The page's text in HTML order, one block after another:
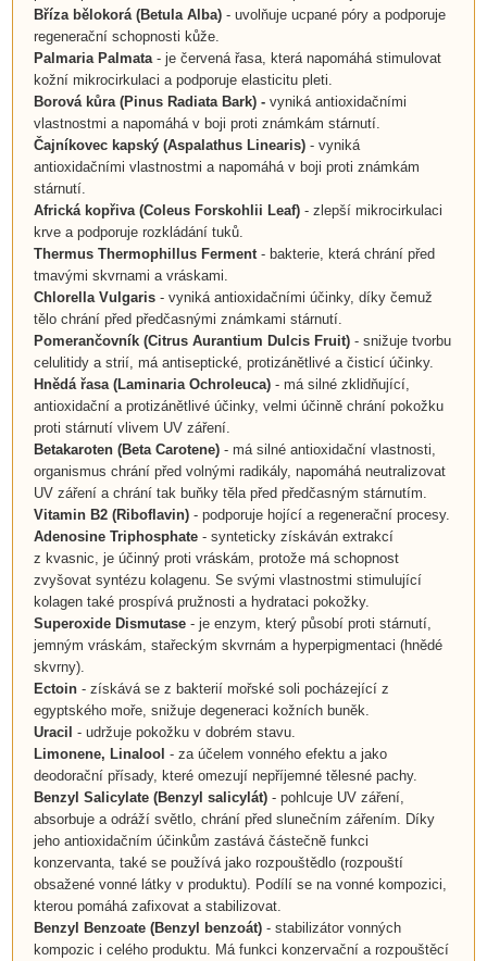
Bříza bělokorá (Betula Alba)- uvolňuje ucpané póry a podporuje
regenerační schopnosti kůže.
Palmaria Palmata- je červená řasa, která napomáhá stimulovat
kožní mikrocirkulaci a podporuje elasticitu pleti.
Borová kůra (Pinus Radiata Bark) - vyniká antioxidačními
vlastnostmi a napomáhá v boji proti známkám stárnutí.
Čajníkovec kapský (Aspalathus Linearis) - vyniká
antioxidačními vlastnostmi a napomáhá v boji proti známkám
stárnutí.
Africká kopřiva (Coleus Forskohlii Leaf) - zlepší mikrocirkulaci
krve a podporuje rozkládání tuků.
Thermus Thermophillus Ferment- bakterie, která chrání před
tmavými skvrnami a vráskami.
Chlorella Vulgaris- vyniká antioxidačními účinky, díky čemuž
tělo chrání před předčasnými známkami stárnutí.
Pomerančovník (Citrus Aurantium Dulcis Fruit)- snižuje tvorbu
celulitidy a strií, má antiseptické, protizánětlivé a čisticí účinky.
Hnědá řasa (Laminaria Ochroleuca)- má silné zklidňující,
antioxidační a protizánětlivé účinky, velmi účinně chrání pokožku
proti stárnutí vlivem UV záření.
Betakaroten (Beta Carotene)- má silné antioxidační vlastnosti,
organismus chrání před volnými radikály, napomáhá neutralizovat
UV záření a chrání tak buňky těla před předčasným stárnutím.
Vitamin B2(Riboflavin)- podporuje hojící a regenerační procesy.
Adenosine Triphosphate- synteticky získáván extrakcí
z kvasnic, je účinný proti vráskám, protože má schopnost
zvyšovat syntézu kolagenu. Se svými vlastnostmi stimulující
kolagen také prospívá pružnosti a hydrataci pokožky.
Superoxide Dismutase - je enzym, který působí proti stárnutí,
jemným vráskám, stařeckým skvrnám a hyperpigmentaci (hnědé
skvrny).
Ectoin - získává se z bakterií mořské soli pocházející z
egyptského moře, snižuje degeneraci kožních buněk.
Uracil - udržuje pokožku v dobrém stavu.
Limonene, Linalool - za účelem vonného efektu a jako
deodorační přísady, které omezují nepříjemné tělesné pachy.
Benzyl Salicylate(Benzyl salicylát)- pohlcuje UV záření,
absorbuje a odráží světlo, chrání před slunečním zářením. Díky
jeho antioxidačním účinkům zastává částečně funkci
konzervanta, také se používá jako rozpouštědlo (rozpouští
obsažené vonné látky v produktu). Podílí se na vonné kompozici,
kterou pomáhá zafixovat a stabilizovat.
Benzyl Benzoate (Benzyl benzoát)- stabilizátor vonných
kompozic i celého produktu. Má funkci konzervační a rozpouštěcí